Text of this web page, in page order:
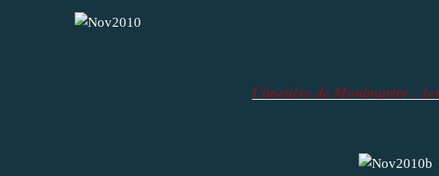
Cimetière de Montmartre :